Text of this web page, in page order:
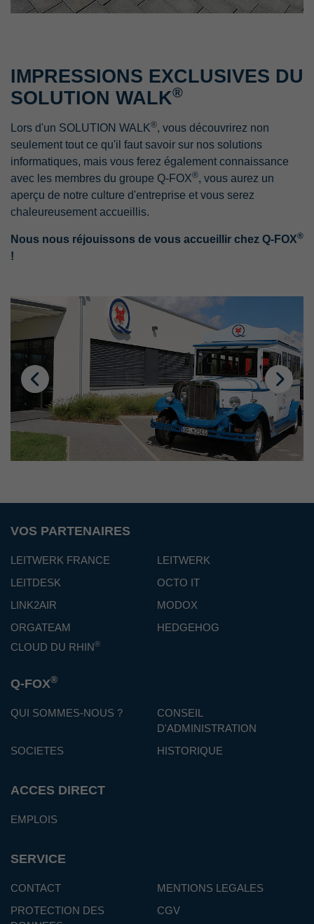
IMPRESSIONS EXCLUSIVES DU
SOLUTION WALK®
Lors d'un SOLUTION WALK®, vous découvrirez non
seulement tout ce qu'il faut savoir sur nos solutions
informatiques, mais vous ferez également connaissance
avec les membres du groupe Q-FOX®, vous aurez un
aperçu de notre culture d'entreprise et vous serez
chaleureusement accueillis.
Nous nous réjouissons de vous accueillir chez Q-FOX®
!
VOS PARTENAIRES
LEITWERK FRANCE
LEITWERK
LEITDESK
OCTO IT
LINK2AIR
MODOX
ORGATEAM
HEDGEHOG
CLOUD DU RHIN®
Q-FOX®
QUI SOMMES-NOUS ?
CONSEIL
D'ADMINISTRATION
SOCIETES
HISTORIQUE
ACCES DIRECT
EMPLOIS
SERVICE
CONTACT
MENTIONS LEGALES
PROTECTION DES
CGV